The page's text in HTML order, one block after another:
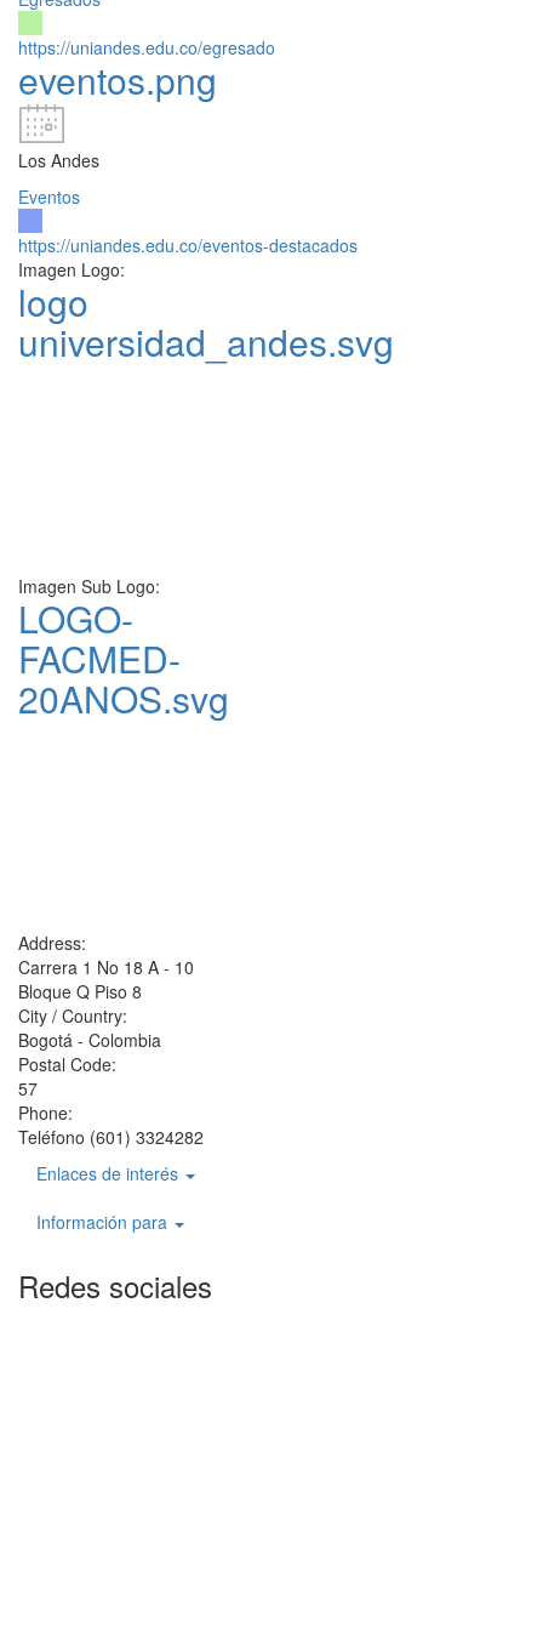
https://uniandes.edu.co/egresado
eventos.png
Los Andes
Eventos
https://uniandes.edu.co/eventos-destacados
Imagen Logo:
logo
universidad_andes.svg
Imagen Sub Logo:
LOGO-
FACMED-
20ANOS.svg
Address:
Carrera 1 No 18 A - 10
Bloque Q Piso 8
City / Country:
Bogotá - Colombia
Postal Code:
57
Phone:
Teléfono (601) 3324282
Enlaces de interés
Información para
Redes sociales